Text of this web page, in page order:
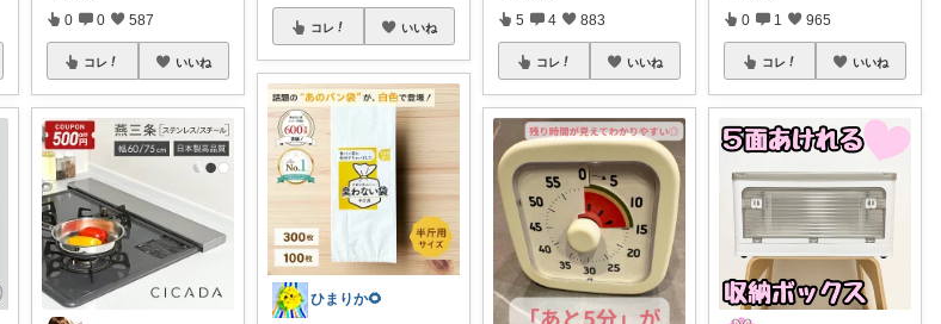
0 0 587
コレ いいね
コレ いいね
ひまりか🌻
5 4 883
コレ いいね
0 1 965
コレ いいね